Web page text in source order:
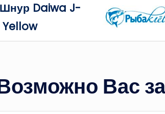
Daiwa J-
Yellow
Вас